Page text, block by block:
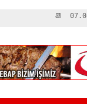
📆